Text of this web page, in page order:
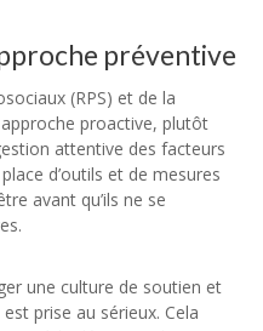
préventive
(RPS) et de la
proactive, plutôt
attentive des facteurs
d’outils et de mesures
avant qu’ils ne se
une culture de soutien et
prise au sérieux. Cela